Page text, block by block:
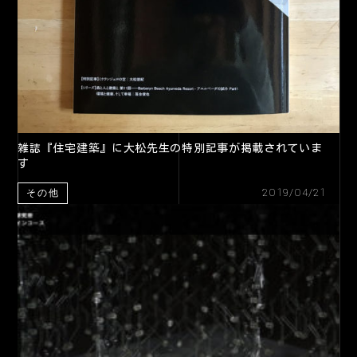
雑誌『住宅建築』に大松先生の特別記事が掲載されていま
す
その他 2019/04/21